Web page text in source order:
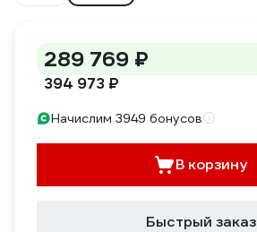
289 769 ₽
394 973 ₽
Начислим 3949 бонусов
В корзину
Быстрый заказ